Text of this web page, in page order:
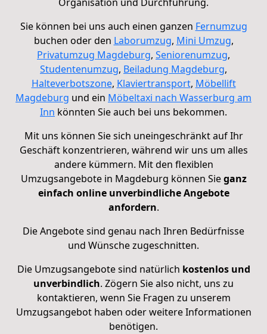
Sie können bei uns auch einen ganzen Fernumzug
buchen oder den Laborumzug, Mini Umzug,
Privatumzug Magdeburg, Seniorenumzug,
Studentenumzug, Beiladung Magdeburg,
Halteverbotszone, Klaviertransport, Möbellift
Magdeburg und ein Möbeltaxi nach Wasserburg am
Inn könnten Sie auch bei uns bekommen.
Mit uns können Sie sich uneingeschränkt auf Ihr
Geschäft konzentrieren, während wir uns um alles
andere kümmern. Mit den flexiblen
Umzugsangebote in Magdeburg können Sieganz
einfach online unverbindliche Angebote
anfordern.
Die Angebote sind genau nach Ihren Bedürfnisse
und Wünsche zugeschnitten.
Die Umzugsangebote sind natürlich kostenlos und
unverbindlich. Zögern Sie also nicht, uns zu
kontaktieren, wenn Sie Fragen zu unserem
Umzugsangebot haben oder weitere Informationen
benötigen.